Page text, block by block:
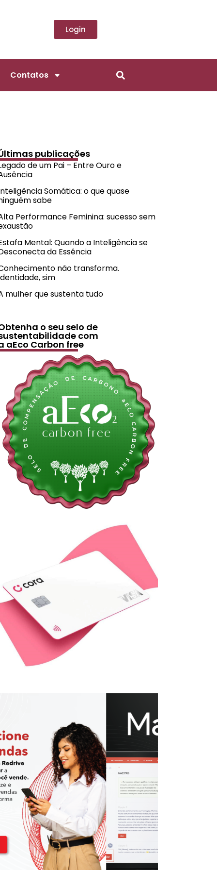
Login
Contatos
publicações
de um Pai – Entre Ouro e
Somática: o que quase
sabe
Performance Feminina: sucesso sem
Mental: Quando a Inteligência se
da Essência
não transforma.
sim
mulher que sustenta tudo
o seu selo de
com
aEco Carbon free